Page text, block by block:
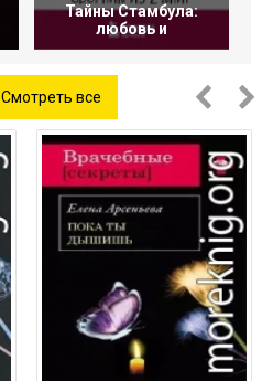
Тайны Стамбула:
любовь и
Смотреть все